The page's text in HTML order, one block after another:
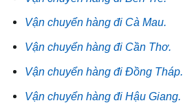
Vận chuyển hàng đi Cà Mau.
Vận chuyển hàng đi Cần Thơ.
Vận chuyển hàng đi Đồng Tháp.
Vận chuyển hàng đi Hậu Giang.